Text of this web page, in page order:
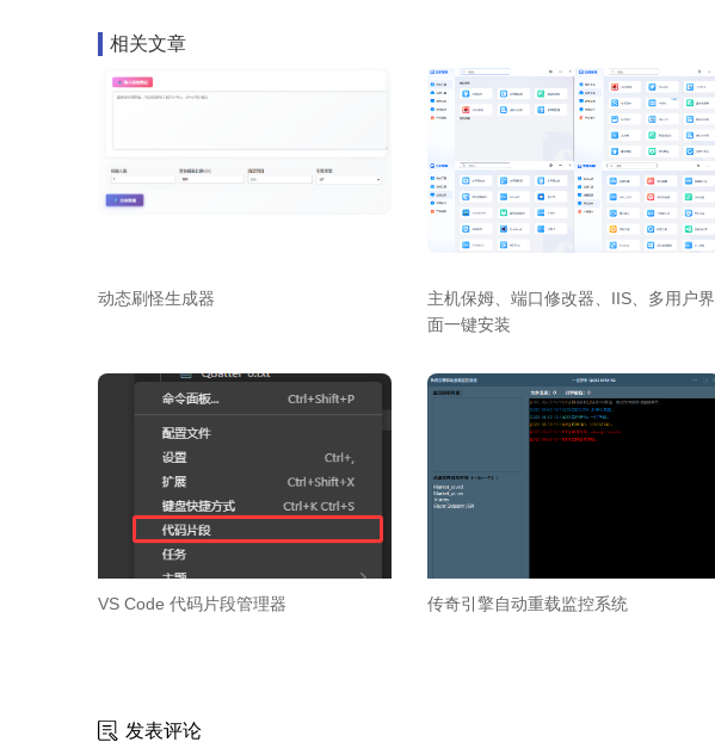
相关文章
动态刷怪生成器
主机保姆、端口修改器、IIS、多用户界
面一键安装
VS Code 代码片段管理器 传奇引擎自动重载监控系统
发表评论